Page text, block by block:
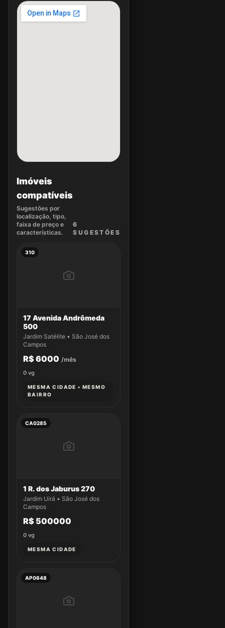
Imóveis
compatíveis
Sugestões por
localização, tipo,
faixa de preço e
características.
6
SUGEST ÕES
310
17 Avenida Andrômeda
500
Jardim Satélite • São José dos
Campos
R$ 6000 /mês
0 vg
MESMA CIDADE • MESMO
BAIRRO
CA0285
1 R. dos Jaburus 270
Jardim Uirá • São José dos
Campos
R$ 500000
0 vg
MESMA CIDADE
AP0648